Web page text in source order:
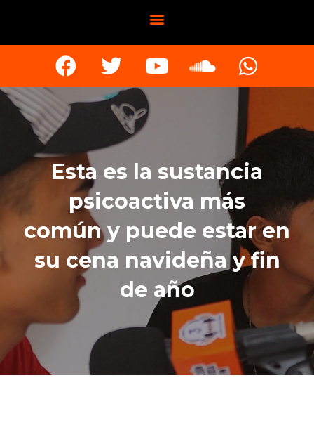
Esta es la sustancia
psicoactiva más
común y puede estar en
su cena navideña y fin
de año